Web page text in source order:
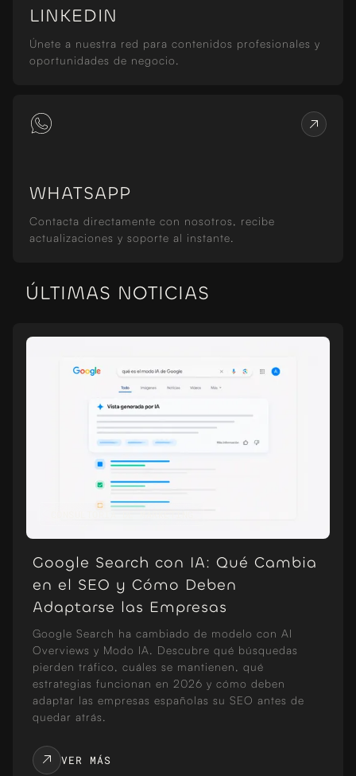
LINKEDIN
Únete a nuestra red para contenidos profesionales y
oportunidades de negocio.
WHATSAPP
Contacta directamente con nosotros, recibe
actualizaciones y soporte al instante.
ÚLTIMAS NOTICIAS
Google Search con IA: Qué Cambia
en el SEO y Cómo Deben
Adaptarse las Empresas
Google Search ha cambiado de modelo con AI
Overviews y Modo IA. Descubre qué búsquedas
pierden tráfico, cuáles se mantienen, qué
estrategias funcionan en 2026 y cómo deben
adaptar las empresas españolas su SEO antes de
quedar atrás.
VER MÁS